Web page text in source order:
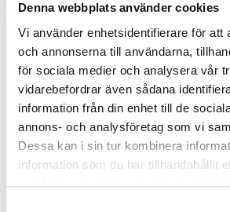
Denna webbplats använder cookies
Vi använder enhetsidentifierare för att
och annonserna till användarna,
för sociala medier och analysera vår
vidarebefordrar även sådana
information från din enhet till de
annons- och analysföretag som vi
Dessa kan i sin tur kombinera
information som du har tillhandahållit